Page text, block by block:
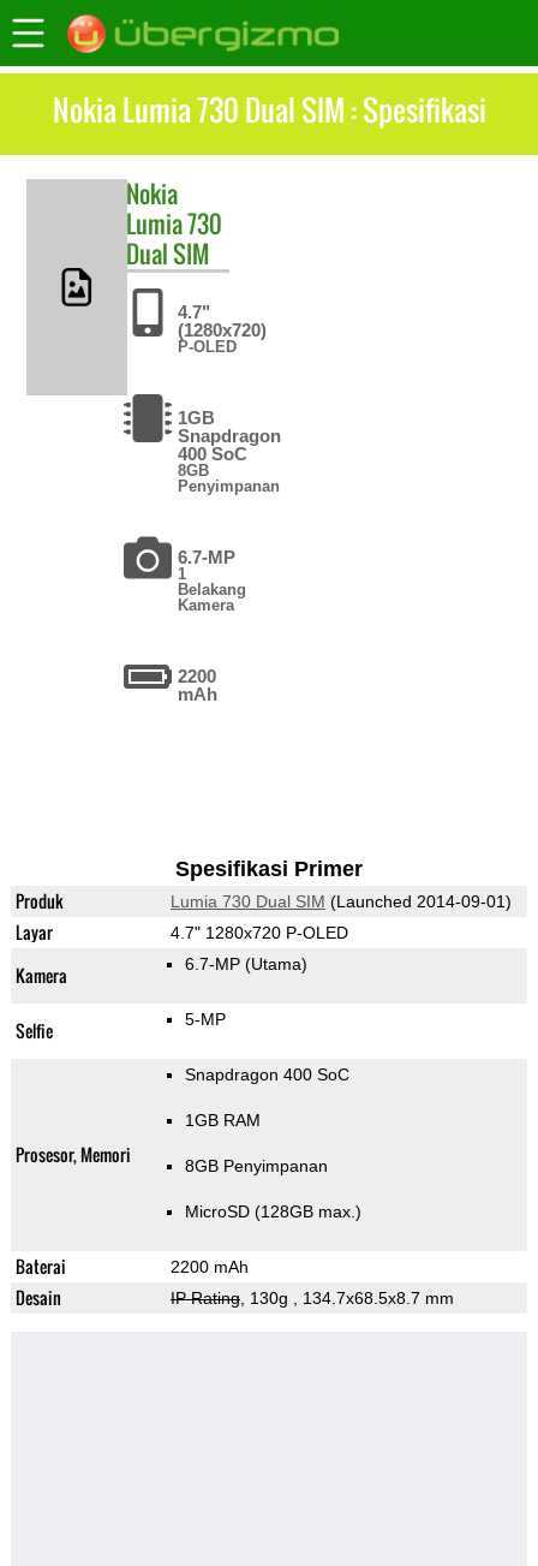
Nokia Lumia 730 Dual SIM : Spesifikasi
Nokia
Lumia 730
Dual SIM
4.7"
(1280x720)
P-OLED
1GB
Snapdragon
400 SoC
8GB
Penyimpanan
6.7-MP
1
Belakang
Kamera
2200
mAh
Spesifikasi Primer
Produk Lumia 730 Dual SIM (Launched 2014-09-01)
Layar 4.7" 1280x720 P-OLED
Kamera 6.7-MP (Utama)
Selfie 5-MP
Prosesor, Memori
Snapdragon 400 SoC
1GB RAM
8GB Penyimpanan
MicroSD (128GB max.)
Baterai 2200 mAh
Desain IP Rating, 130g , 134.7x68.5x8.7 mm